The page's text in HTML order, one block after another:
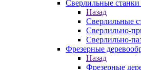
Сверлильные станки
Назад
Сверлильные
Сверлильно-
Сверлильно-
Фрезерные
Назад
Фрезерные